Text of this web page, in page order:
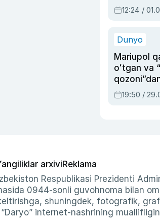
Oripovni
12:24 /
Dunyo
Mariupol
oʻtgan va
qahramon
armiyasi
19:50 /
arxiviReklama
Respublikasi Prezidenti
0944-sonli guvohnoma bilan
shuningdek, fotografik,
internet-nashrining